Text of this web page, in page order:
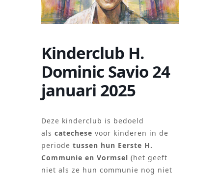
Kinderclub H.
Dominic Savio 24
januari 2025
Deze kinderclub is bedoeld
als catechese voor kinderen in de
periode tussen hun Eerste H.
Communie en Vormsel (het geeft
niet als ze hun communie nog niet